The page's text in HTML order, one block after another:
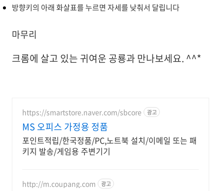
방향키의 아래 화살표를 누르면 자세를 낮춰서 달립니다
마무리
크롬에 살고 있는 귀여운 공룡과 만나보세요. ^^*
https://smartstore.naver.com/sbcore 광고
MS 오피스 가정용 정품
포인트적립/한국정품/PC,노트북 설치/이메일 또는 패
키지 발송/게임용 주변기기
http://m.coupang.com 광고